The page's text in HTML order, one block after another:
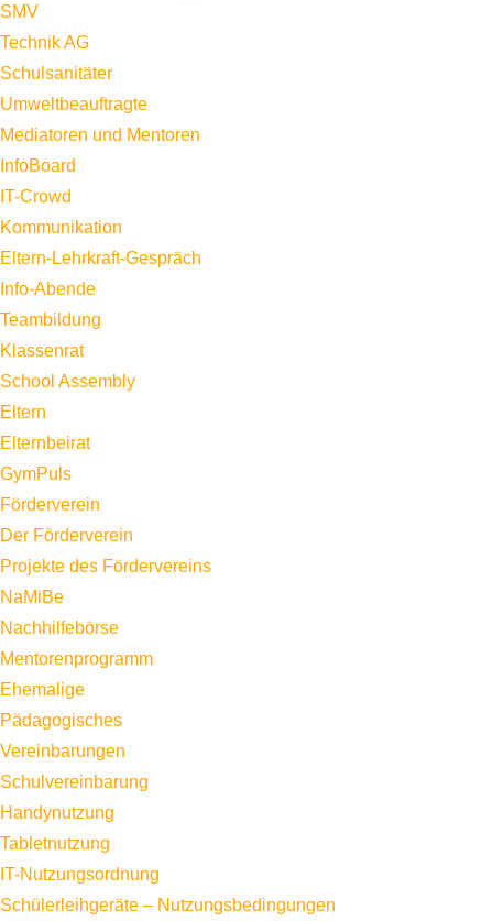
SMV
Technik AG
Schulsanitäter
Umweltbeauftragte
Mediatoren und Mentoren
InfoBoard
IT-Crowd
Kommunikation
Eltern-Lehrkraft-Gespräch
Info-Abende
Teambildung
Klassenrat
School Assembly
Eltern
Elternbeirat
GymPuls
Förderverein
Der Förderverein
Projekte des Fördervereins
NaMiBe
Nachhilfebörse
Mentorenprogramm
Ehemalige
Pädagogisches
Vereinbarungen
Schulvereinbarung
Handynutzung
Tabletnutzung
IT-Nutzungsordnung
Schülerleihgeräte – Nutzungsbedingungen